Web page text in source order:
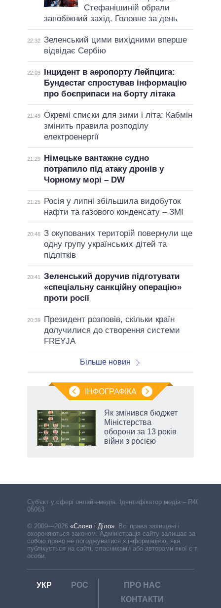
Стефанішиній обрали
запобіжний захід. Головне за день
22:32 Зеленський цими вихідними вперше
відвідає Сербію
22:03
Інцидент в аеропорту Лейпцига:
Бундестаг спростував інформацію
про боєприпаси на борту літака
21:49 Окремі списки для зими і літа: Кабмін
змінить правила розподілу
електроенергії
21:29
Німецьке вантажне судно
потрапило під атаку дронів у
Чорному морі – DW
21:25
Росія у липні збільшила видобуток
нафти та газового конденсату – ЗМІ
20:46 З окупованих територій повернули ще
одну групу українських дітей та
підлітків
20:41
Зеленський доручив підготувати
«спеціальну санкційну операцію»
проти росії
20:39
Президент розповів, скільки країн
долучилися до створення системи
FREYJA
Більше новин
ІНФОГРАФІКА
Як змінився бюджет
Міністерства
оборони за 13 років
війни з росією
Cуб'єкт у сфері онлайн-медіа. Ідентифікатор медіа – R40-
05063
© 2009—2026 «Слово і Діло». Всі права захищені і
охороняються законом. Адміністрація сайту залишає за
собою право не погоджуватися з інформацією, яка
публікується на сайті, власниками або авторами якої є треті
особи.
УКР РОС
ПРО НАС
КОНТАКТИ